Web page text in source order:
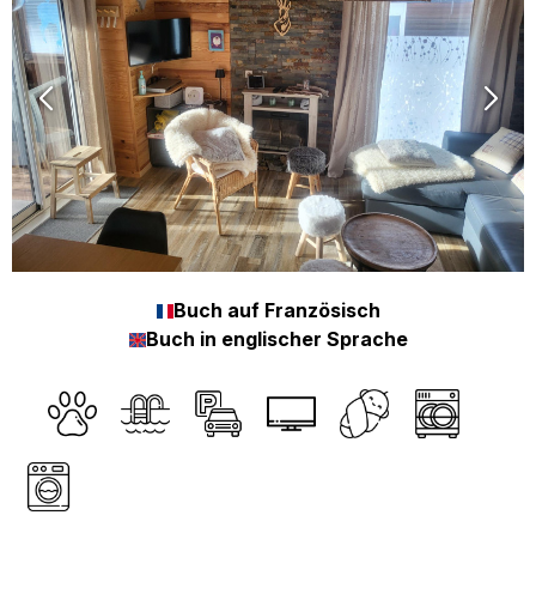
Buch auf Französisch
Buch in englischer Sprache